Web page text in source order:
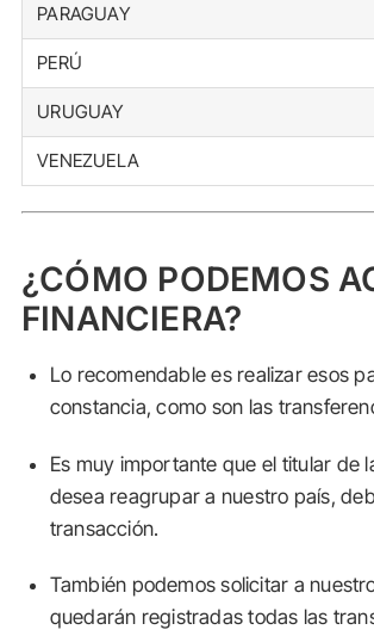
PARAGUAY
PERÚ
URUGUAY
VENEZUELA
¿CÓMO PODEMOS
FINANCIERA?
Lo recomendable es realizar esos
constancia, como son las
Es muy importante que el titular de
desea reagrupar a nuestro país,
transacción.
También podemos solicitar a
quedarán registradas todas las